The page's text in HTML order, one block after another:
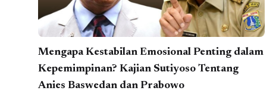
Mengapa Kestabilan Emosional Penting dalam
Kepemimpinan? Kajian Sutiyoso Tentang
Anies Baswedan dan Prabowo